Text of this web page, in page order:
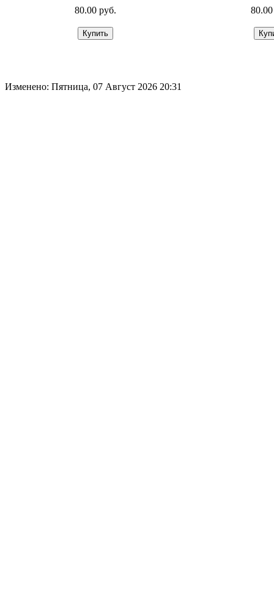
80.00 руб.
Изменено: Пятница, 07 Август 2026 20:31